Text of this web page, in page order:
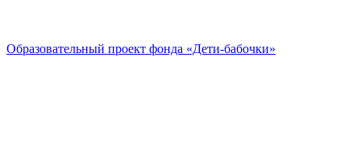
Образовательный проект фонда «Дети-бабочки»